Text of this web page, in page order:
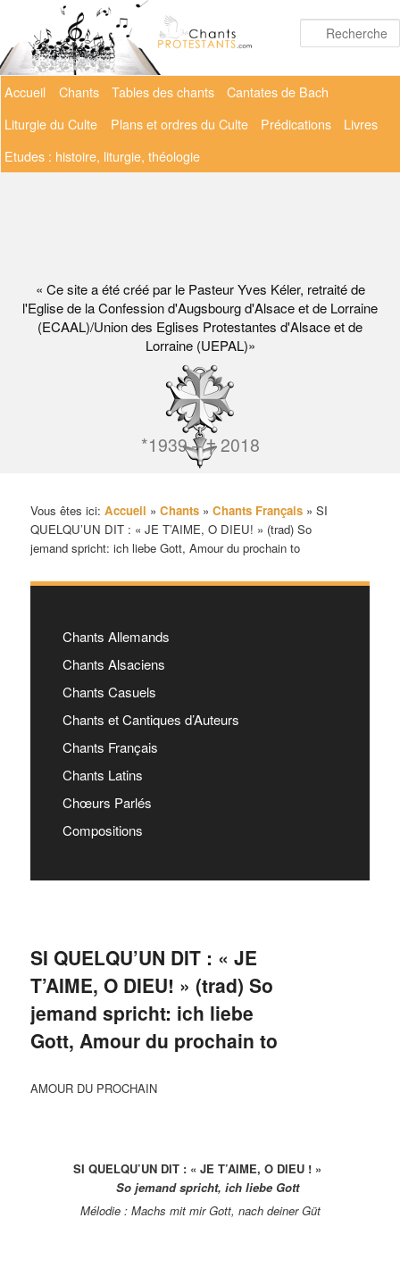
contenu
principal
« Ce site a été créé par le Pasteur Yves Kéler, retraité de
l'Eglise de la Confession d'Augsbourg d'Alsace et de Lorraine
(ECAAL)/Union des Eglises Protestantes d'Alsace et de
Lorraine (UEPAL)»
*1939 – † 2018
Menu
Accueil Chants Tables des chants
Cantates de Bach
Liturgie du Culte
Plans et ordres du Culte Prédications
Livres
Etudes : histoire, liturgie, théologie
SI QUELQU’UN DIT : « JE
T’AIME, O DIEU! » (trad) So
jemand spricht: ich liebe
Gott, Amour du prochain to
AMOUR DU PROCHAIN
SI QUELQU’UN DIT : « JE T’AIME, O DIEU ! »
So jemand spricht, ich liebe Gott
Mélodie : Machs mit mir Gott, nach deiner Güt
Vous êtes ici:Accueil »Chants »Chants Français »SI
QUELQU’UN DIT : « JE T’AIME, O DIEU! » (trad) So
jemand spricht: ich liebe Gott, Amour du prochain to
Chants Allemands
Chants Alsaciens
Chants Casuels
Chants et Cantiques d’Auteurs
Chants Français
Chants Latins
Chœurs Parlés
Compositions